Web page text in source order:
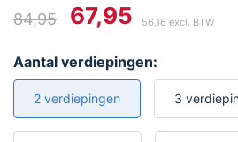
84,95
Oorspronkelijke
prijs
was:
€84,95.
67,95
Huidige
prijs
is:
€67,95.
56,16 excl. BTW
Aantal verdiepingen:
2 verdiepingen 3